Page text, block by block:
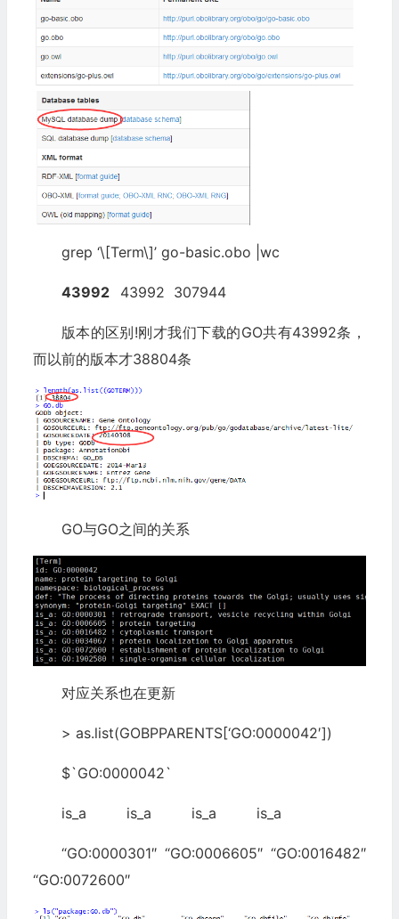
grep ‘\[Term\]’ go-basic.obo |wc
43992 43992 307944
版本的区别!刚才我们下载的GO共有43992条，
而以前的版本才38804条
GO与GO之间的关系
对应关系也在更新
> as.list(GOBPPARENTS[‘GO:0000042′])
$`GO:0000042`
is_a is_a is_a is_a
“GO:0000301″ “GO:0006605″ “GO:0016482″
“GO:0072600″